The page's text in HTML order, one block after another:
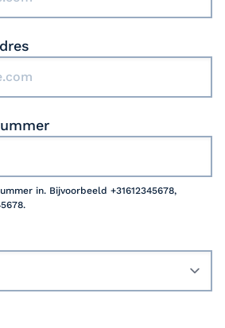
in. Bijvoorbeeld +31612345678,